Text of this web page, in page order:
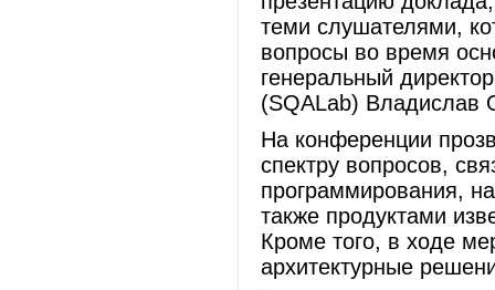
теми слушателями,
вопросы во время
генеральный
(SQALab)
На конференции
спектру вопросов,
программирования,
также продуктами
Кроме того, в ходе
архитектурные